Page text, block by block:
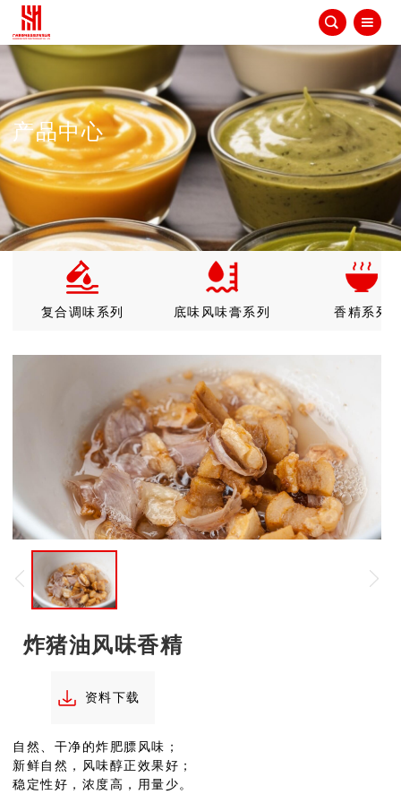
 
产品中心
复合调味系列 底味风味膏系列 香精系列
炸猪油风味香精
资料下载
自然、干净的炸肥膘风味；
新鲜自然，风味醇正效果好；
稳定性好，浓度高，用量少。